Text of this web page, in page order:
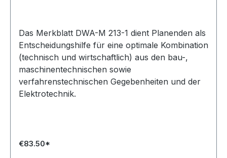
Das Merkblatt DWA-M 213-1 dient Planenden als
Entscheidungshilfe für eine optimale Kombination
(technisch und wirtschaftlich) aus den bau-,
maschinentechnischen sowie
verfahrenstechnischen Gegebenheiten und der
Elektrotechnik.
€83.50*